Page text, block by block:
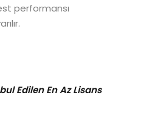
performansı
Edilen En Az Lisans